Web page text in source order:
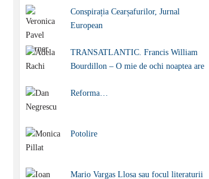
Conspirația Cearșafurilor, Jurnal
European
TRANSATLANTIC. Francis William
Bourdillon – O mie de ochi noaptea are
Reforma…
Potolire
Mario Vargas Llosa sau focul literaturii